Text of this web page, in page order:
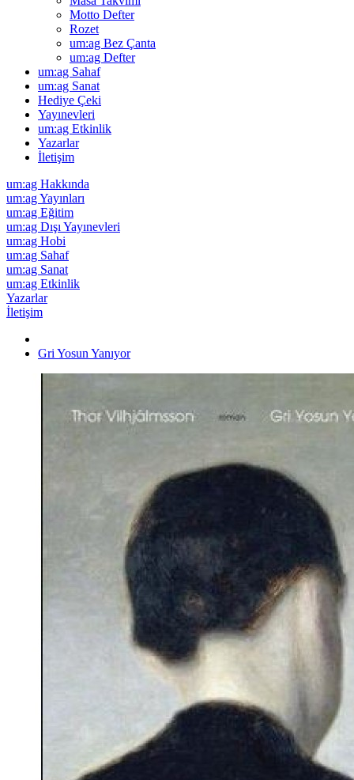
Motto Defter
Rozet
um:ag Bez Çanta
um:ag Defter
um:ag Sahaf
um:ag Sanat
Hediye Çeki
Yayınevleri
um:ag Etkinlik
Yazarlar
İletişim
um:ag Hakkında
um:ag Yayınları
um:ag Eğitim
um:ag Dışı Yayınevleri
um:ag Hobi
um:ag Sahaf
um:ag Sanat
um:ag Etkinlik
Yazarlar
İletişim
Gri Yosun Yanıyor